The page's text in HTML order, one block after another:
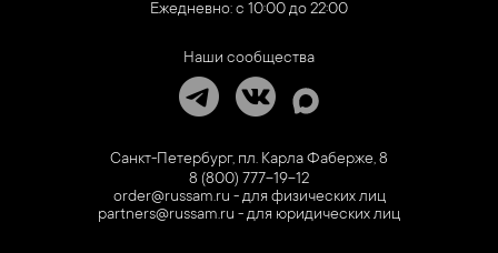
Ежедневно: с 10:00 до 22:00
Наши сообщества
Санкт-Петербург, пл. Карла Фаберже, 8
8 (800) 777-19-12
order@russam.ru - для физических лиц
partners@russam.ru - для юридических лиц